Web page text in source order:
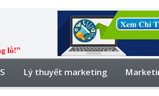
Lý thuyết marketing